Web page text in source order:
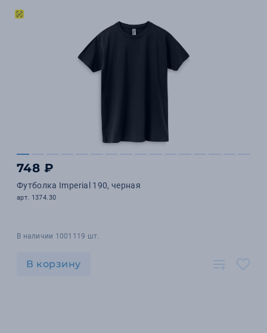
748 ₽
Футболка Imperial 190, черная
арт. 1374.30
В наличии 1001119 шт.
В корзину